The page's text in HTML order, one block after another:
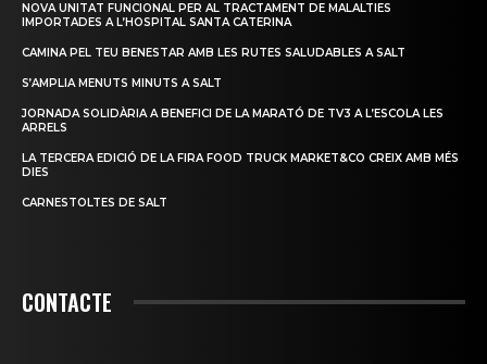
NOVA UNITAT FUNCIONAL PER AL TRACTAMENT DE MALALTIES
IMPORTADES A L’HOSPITAL SANTA CATERINA
CAMINA PEL TEU BENESTAR AMB LES RUTES SALUDABLES A SALT
S’AMPLIA MENUTS MINUTS A SALT
JORNADA SOLIDÀRIA A BENEFICI DE LA MARATÓ DE TV3 A L’ESCOLA LES
ARRELS
LA TERCERA EDICIÓ DE LA FIRA FOOD TRUCK MARKET&CO CREIX AMB MÉS
DIES
CARNESTOLTES DE SALT
CONTACTE